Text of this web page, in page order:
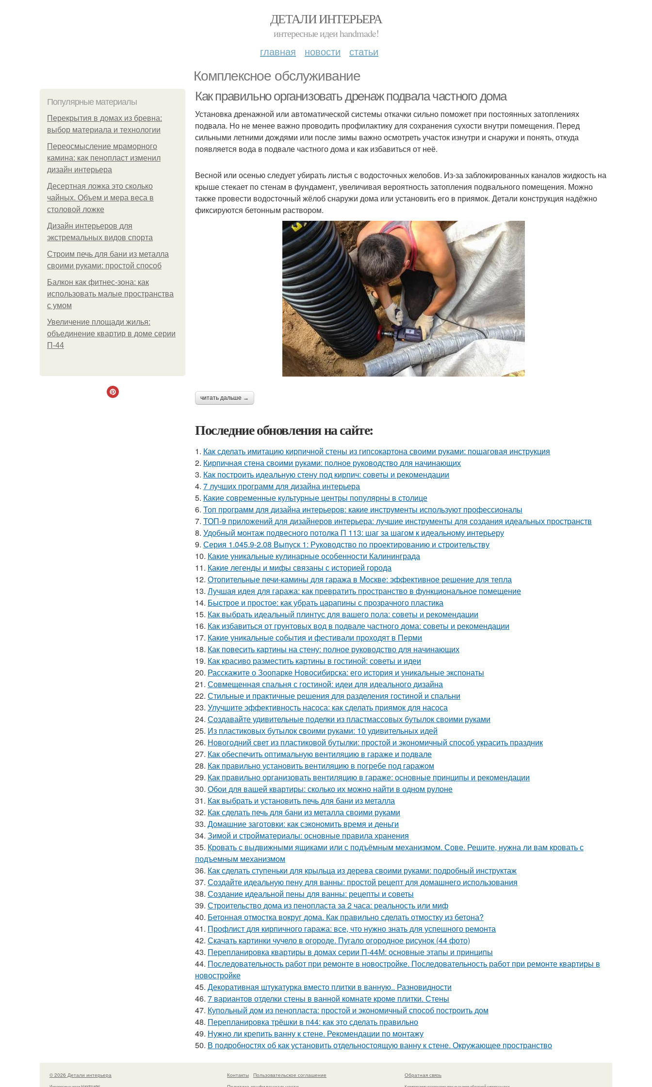
ДЕТАЛИ ИНТЕРЬЕРА
интересные идеи handmade!
главная новости статьи
Комплексное обслуживание
Популярные материалы
Перекрытия в домах из бревна:
выбор материала и технологии
Переосмысление мраморного
камина: как пенопласт изменил
дизайн интерьера
Десертная ложка это сколько
чайных. Объем и мера веса в
столовой ложке
Дизайн интерьеров для
экстремальных видов спорта
Строим печь для бани из металла
своими руками: простой способ
Балкон как фитнес-зона: как
использовать малые пространства
с умом
Увеличение площади жилья:
объединение квартир в доме серии
П-44
Как правильно организовать дренаж подвала частного дома
Установка дренажной или автоматической системы откачки сильно поможет при постоянных затоплениях
подвала. Но не менее важно проводить профилактику для сохранения сухости внутри помещения. Перед
сильными летними дождями или после зимы важно осмотреть участок изнутри и снаружи и понять, откуда
появляется вода в подвале частного дома и как избавиться от неё.
Весной или осенью следует убирать листья с водосточных желобов. Из-за заблокированных каналов жидкость на
крыше стекает по стенам в фундамент, увеличивая вероятность затопления подвального помещения. Можно
также провести водосточный жёлоб снаружи дома или установить его в приямок. Детали конструкция надёжно
фиксируются бетонным раствором.
читать дальше →
Последние обновления на сайте:
1. Как сделать имитацию кирпичной стены из гипсокартона своими руками: пошаговая инструкция
2. Кирпичная стена своими руками: полное руководство для начинающих
3. Как построить идеальную стену под кирпич: советы и рекомендации
4. 7 лучших программ для дизайна интерьера
5. Какие современные культурные центры популярны в столице
6. Топ программ для дизайна интерьеров: какие инструменты используют профессионалы
7. ТОП-9 приложений для дизайнеров интерьера: лучшие инструменты для создания идеальных пространств
8. Удобный монтаж подвесного потолка П 113: шаг за шагом к идеальному интерьеру
9. Серия 1.045.9-2.08 Выпуск 1: Руководство по проектированию и строительству
10. Какие уникальные кулинарные особенности Калининграда
11. Какие легенды и мифы связаны с историей города
12. Отопительные печи-камины для гаража в Москве: эффективное решение для тепла
13. Лучшая идея для гаража: как превратить пространство в функциональное помещение
14. Быстрое и простое: как убрать царапины с прозрачного пластика
15. Как выбрать идеальный плинтус для вашего пола: советы и рекомендации
16. Как избавиться от грунтовых вод в подвале частного дома: советы и рекомендации
17. Какие уникальные события и фестивали проходят в Перми
18. Как повесить картины на стену: полное руководство для начинающих
19. Как красиво разместить картины в гостиной: советы и идеи
20. Расскажите о Зоопарке Новосибирска: его история и уникальные экспонаты
21. Совмещенная спальня с гостиной: идеи для идеального дизайна
22. Стильные и практичные решения для разделения гостиной и спальни
23. Улучшите эффективность насоса: как сделать приямок для насоса
24. Создавайте удивительные поделки из пластмассовых бутылок своими руками
25. Из пластиковых бутылок своими руками: 10 удивительных идей
26. Новогодний свет из пластиковой бутылки: простой и экономичный способ украсить праздник
27. Как обеспечить оптимальную вентиляцию в гараже и подвале
28. Как правильно установить вентиляцию в погребе под гаражом
29. Как правильно организовать вентиляцию в гараже: основные принципы и рекомендации
30. Обои для вашей квартиры: сколько их можно найти в одном рулоне
31. Как выбрать и установить печь для бани из металла
32. Как сделать печь для бани из металла своими руками
33. Домашние заготовки: как сэкономить время и деньги
34. Зимой и стройматериалы: основные правила хранения
35. Кровать с выдвижными ящиками или с подъёмным механизмом. Сове. Решите, нужна ли вам кровать с
подъемным механизмом
36. Как сделать ступеньки для крыльца из дерева своими руками: подробный инструктаж
37. Создайте идеальную пену для ванны: простой рецепт для домашнего использования
38. Создание идеальной пены для ванны: рецепты и советы
39. Строительство дома из пенопласта за 2 часа: реальность или миф
40. Бетонная отмостка вокруг дома. Как правильно сделать отмостку из бетона?
41. Профлист для кирпичного гаража: все, что нужно знать для успешного ремонта
42. Скачать картинки чучело в огороде. Пугало огородное рисунок (44 фото)
43. Перепланировка квартиры в домах серии П-44М: основные этапы и принципы
44. Последовательность работ при ремонте в новостройке. Последовательность работ при ремонте квартиры в
новостройке
45. Декоративная штукатурка вместо плитки в ванную.. Разновидности
46. 7 вариантов отделки стены в ванной комнате кроме плитки. Стены
47. Купольный дом из пенопласта: простой и экономичный способ построить дом
48. Перепланировка трёшки в п44: как это сделать правильно
49. Нужно ли крепить ванну к стене. Рекомендации по монтажу
50. В подробностях об как установить отдельностоящую ванну к стене. Окружающее пространство
© 2026 Детали интерьера Контакты
Пользовательское соглашение
Обратная связь